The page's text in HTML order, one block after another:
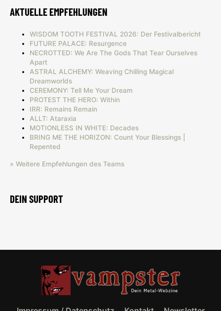
AKTUELLE EMPFEHLUNGEN
WISDOM TOOTH FESTIVAL 2026: Der Festivalbericht
FUTURE PALACE: Resurgence
NECROTTED: We Are The Gods That Tear Ourselves
Apart
ASTRAL ALCHEMY: Weaving Chilling Magical
Dreamworlds
CEREMONY: Tell Me Your Dream
PROTEST THE HERO: Within
IRR: Remains Remain
ALLT: Ataraxia
MOTIONLESS IN WHITE: Decades
BRING ME THE HORIZON: Count Your Blessings |
Repented
» Weitere Empfehlungen des Teams
DEIN SUPPORT